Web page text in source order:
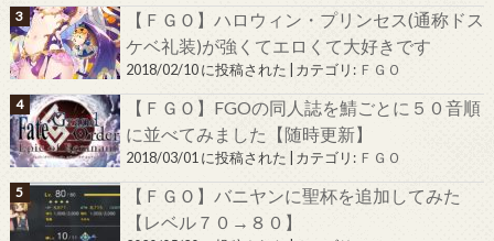
【ＦＧＯ】ハロウィン・プリンセス(通称ドス
ケベ礼装)が強くてエロくて大好きです
2018/02/10 に投稿された カテゴリ: ＦＧＯ
【ＦＧＯ】FGOの同人誌を鯖ごとに５０音順
に並べてみました【随時更新】
2018/03/01 に投稿された カテゴリ: ＦＧＯ
【ＦＧＯ】バニヤンに聖杯を追加してみた
【レベル７０→８０】